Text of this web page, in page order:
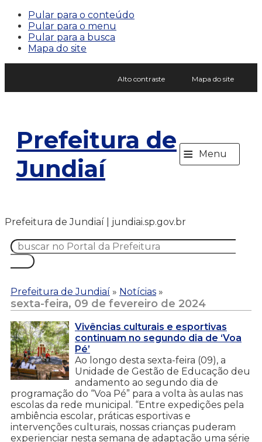
Pular para o conteúdo
Pular para o menu
Pular para a busca
Mapa do site
Alto contraste Mapa do site
Prefeitura de
Jundiaí
≡ Menu
Prefeitura de Jundiaí | jundiai.sp.gov.br
Prefeitura de Jundiaí » Notícias »
sexta-feira, 09 de fevereiro de 2024
Vivências culturais e esportivas
continuam no segundo dia de ‘Voa
Pé’
Ao longo desta sexta-feira (09), a
Unidade de Gestão de Educação deu
andamento ao segundo dia de
programação do “Voa Pé” para a volta às aulas nas
escolas da rede municipal. “Entre expedições pela
ambiência escolar, práticas esportivas e
intervenções culturais, nossas crianças puderam
experienciar nesta semana de adaptação uma série